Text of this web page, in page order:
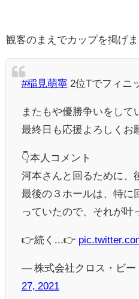
観客のまえでカップを掲げま
#稲見萌寧2位Tでフィニ
またもや優勝争いをして
最終日も応援よろしくお
👇本人コメント
河本さんと回るために、
最後の３ホールは、特に
っていたので、それが叶
👉続く...👉
— 株式会社クロス・ビー
27, 2021